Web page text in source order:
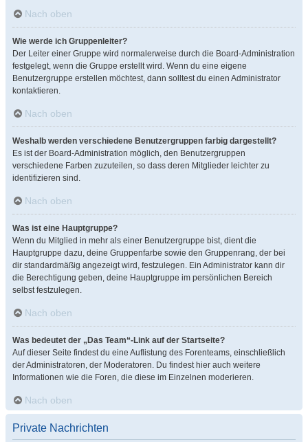
Nach oben
Wie werde ich Gruppenleiter?
Der Leiter einer Gruppe wird normalerweise durch die Board-Administration
festgelegt, wenn die Gruppe erstellt wird. Wenn du eine eigene
Benutzergruppe erstellen möchtest, dann solltest du einen Administrator
kontaktieren.
Nach oben
Weshalb werden verschiedene Benutzergruppen farbig dargestellt?
Es ist der Board-Administration möglich, den Benutzergruppen
verschiedene Farben zuzuteilen, so dass deren Mitglieder leichter zu
identifizieren sind.
Nach oben
Was ist eine Hauptgruppe?
Wenn du Mitglied in mehr als einer Benutzergruppe bist, dient die
Hauptgruppe dazu, deine Gruppenfarbe sowie den Gruppenrang, der bei
dir standardmäßig angezeigt wird, festzulegen. Ein Administrator kann dir
die Berechtigung geben, deine Hauptgruppe im persönlichen Bereich
selbst festzulegen.
Nach oben
Was bedeutet der „Das Team“-Link auf der Startseite?
Auf dieser Seite findest du eine Auflistung des Forenteams, einschließlich
der Administratoren, der Moderatoren. Du findest hier auch weitere
Informationen wie die Foren, die diese im Einzelnen moderieren.
Nach oben
Private Nachrichten